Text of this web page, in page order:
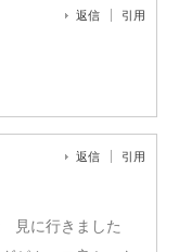
返信 引用
返信 引用
見に行きました